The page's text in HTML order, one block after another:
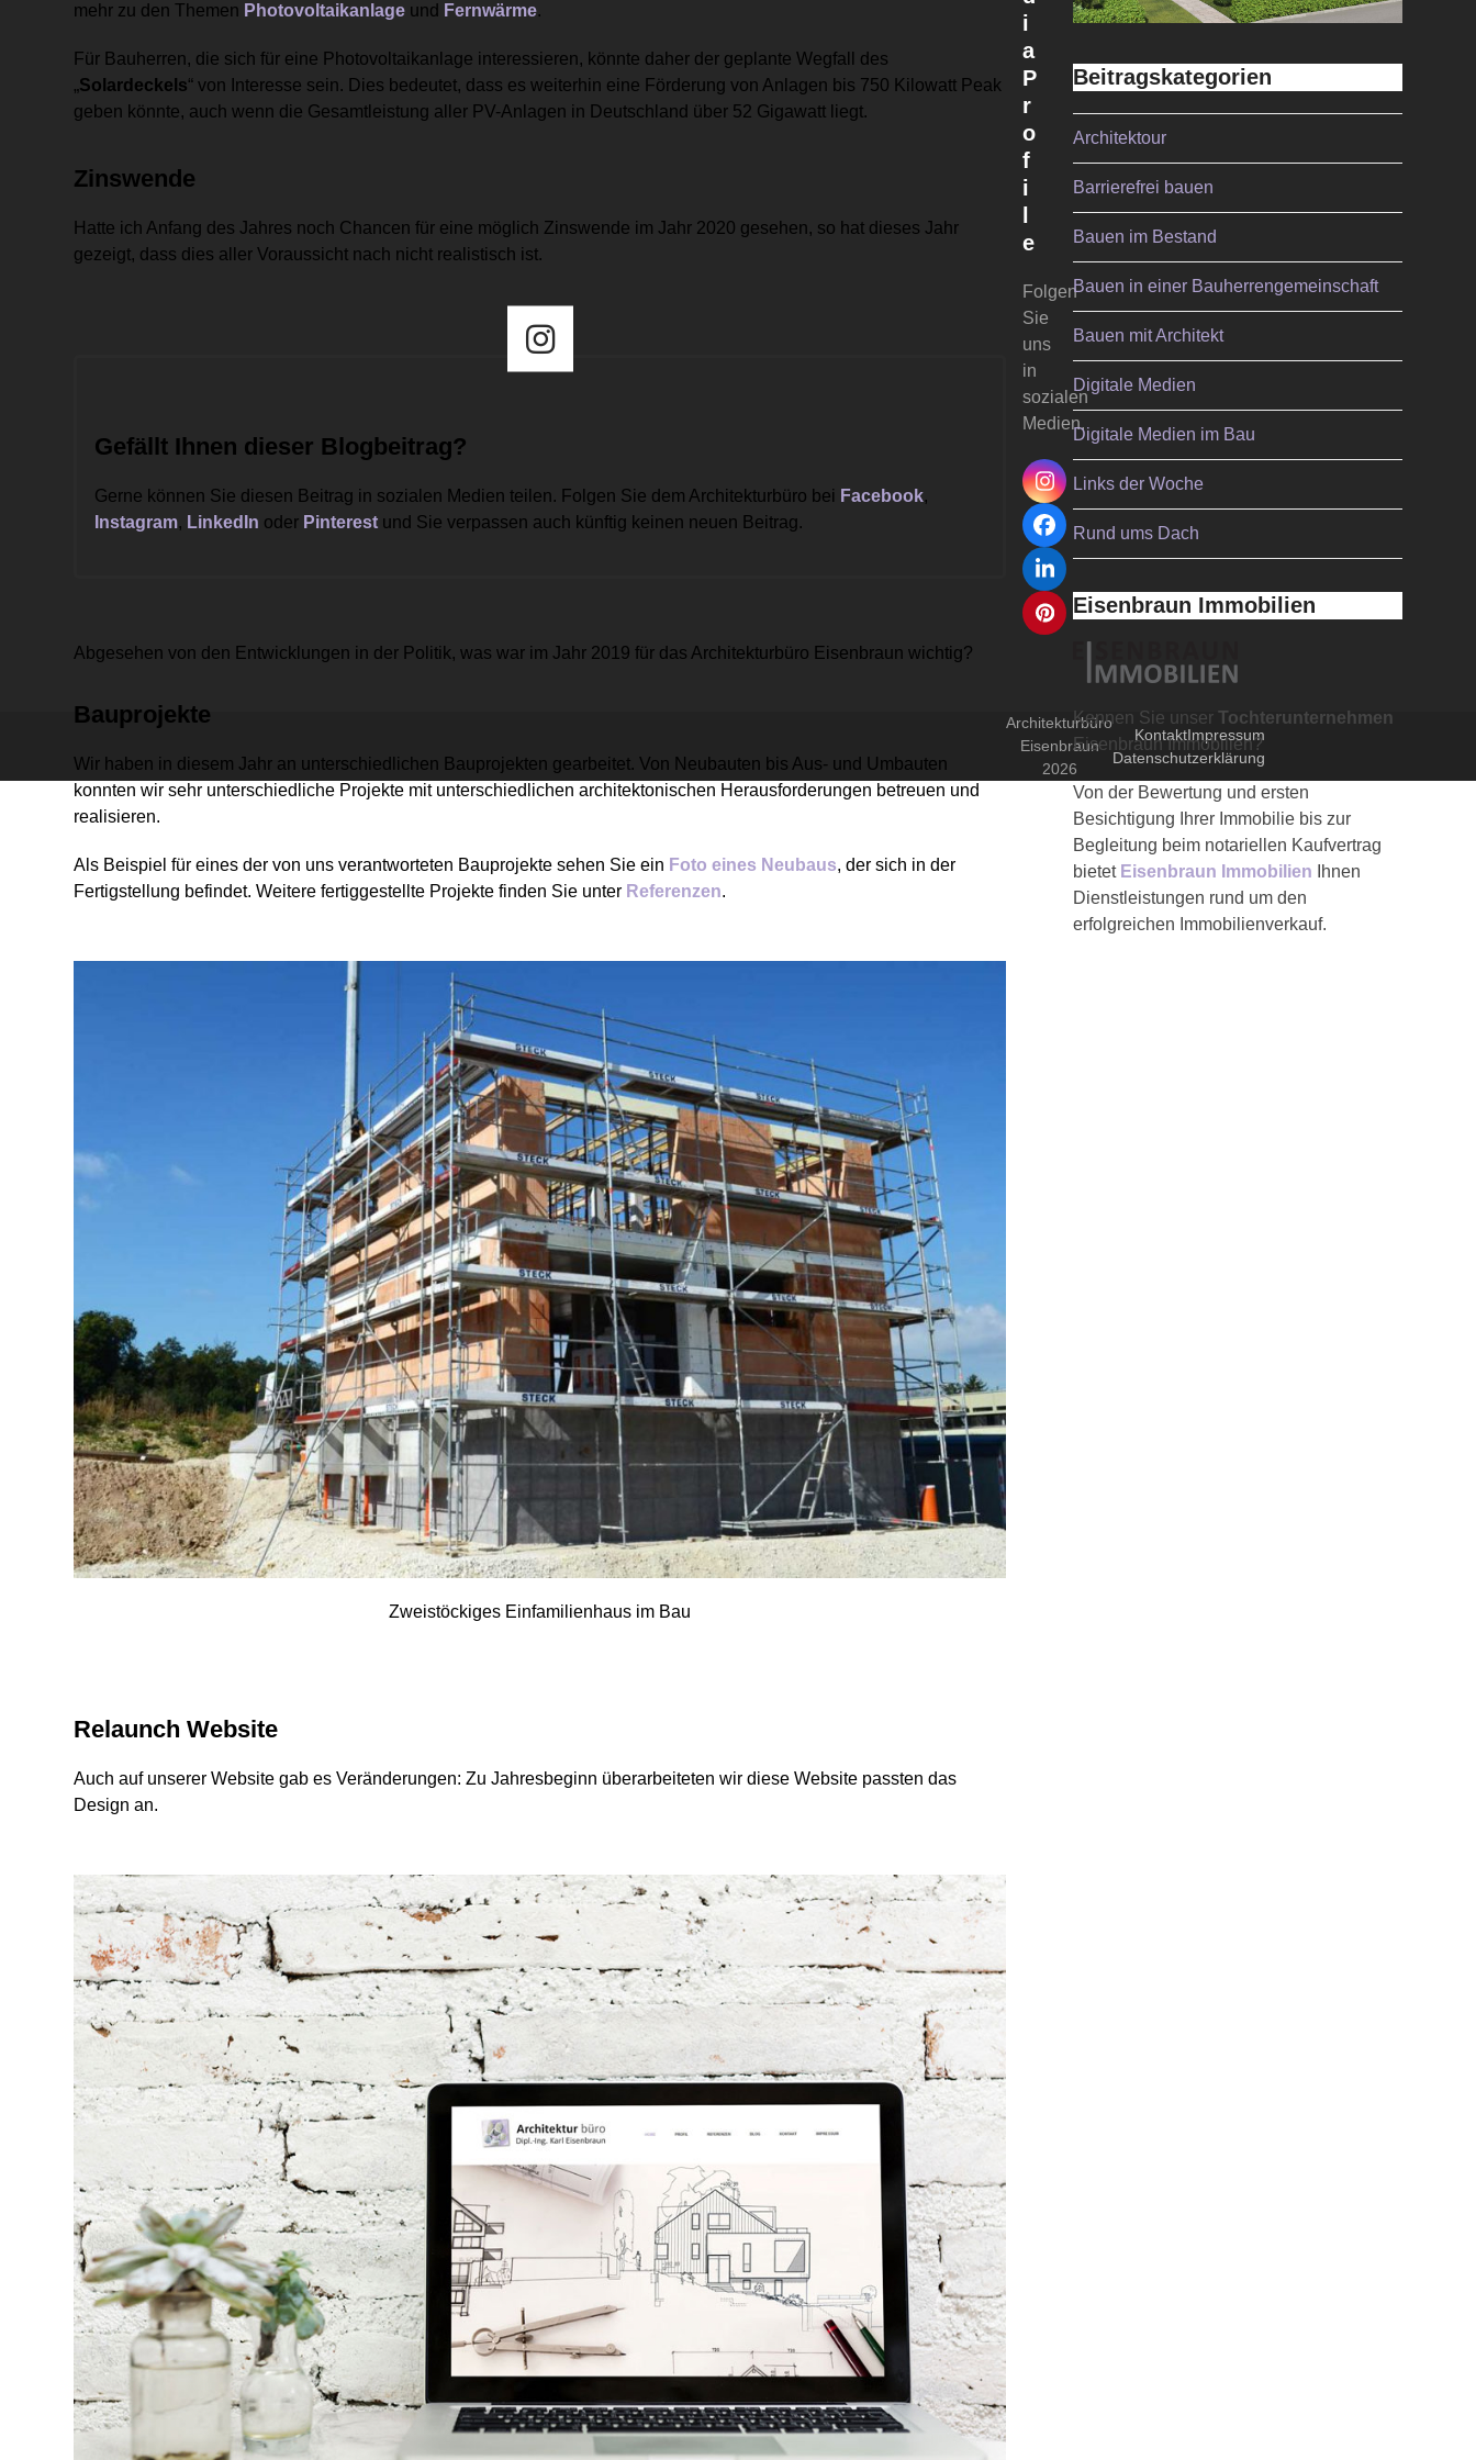
mehr zu den Themen Photovoltaikanlage und Fernwärme.
Für Bauherren, die sich für eine Photovoltaikanlage interessieren, könnte daher der geplante Wegfall des
„Solardeckels“ von Interesse sein. Dies bedeutet, dass es weiterhin eine Förderung von Anlagen bis 750 Kilowatt Peak
geben könnte, auch wenn die Gesamtleistung aller PV-Anlagen in Deutschland über 52 Gigawatt liegt.
Zinswende
Hatte ich Anfang des Jahres noch Chancen für eine möglich Zinswende im Jahr 2020 gesehen, so hat dieses Jahr
gezeigt, dass dies aller Voraussicht nach nicht realistisch ist.
Gefällt Ihnen dieser Blogbeitrag?
Gerne können Sie diesen Beitrag in sozialen Medien teilen. Folgen Sie dem Architekturbüro bei Facebook,
Instagram, LinkedIn oder Pinterest und Sie verpassen auch künftig keinen neuen Beitrag.
Abgesehen von den Entwicklungen in der Politik, was war im Jahr 2019 für das Architekturbüro Eisenbraun wichtig?
Bauprojekte
Wir haben in diesem Jahr an unterschiedlichen Bauprojekten gearbeitet. Von Neubauten bis Aus- und Umbauten
konnten wir sehr unterschiedliche Projekte mit unterschiedlichen architektonischen Herausforderungen betreuen und
realisieren.
Als Beispiel für eines der von uns verantworteten Bauprojekte sehen Sie ein Foto eines Neubaus, der sich in der
Fertigstellung befindet. Weitere fertiggestellte Projekte finden Sie unter Referenzen.
Zweistöckiges Einfamilienhaus im Bau
Relaunch Website
Auch auf unserer Website gab es Veränderungen: Zu Jahresbeginn überarbeiteten wir diese Website passten das
Design an.
Beitragskategorien
Architektour
Barrierefrei bauen
Bauen im Bestand
Bauen in einer Bauherrengemeinschaft
Bauen mit Architekt
Digitale Medien
Digitale Medien im Bau
Links der Woche
Rund ums Dach
Eisenbraun Immobilien
Kennen Sie unser Tochterunternehmen
Eisenbraun Immobilien?
Von der Bewertung und ersten
Besichtigung Ihrer Immobilie bis zur
Begleitung beim notariellen Kaufvertrag
bietet Eisenbraun Immobilien Ihnen
Dienstleistungen rund um den
erfolgreichen Immobilienverkauf.
i
a
P
r
o
f
i
e
Folgen
Sie
uns
in
sozialen
Medien.
Instagram
Facebook
LinkedIn
Pinterest
Architekturbüro
Eisenbraun
2026
KontaktImpressum
Datenschutzerklärung